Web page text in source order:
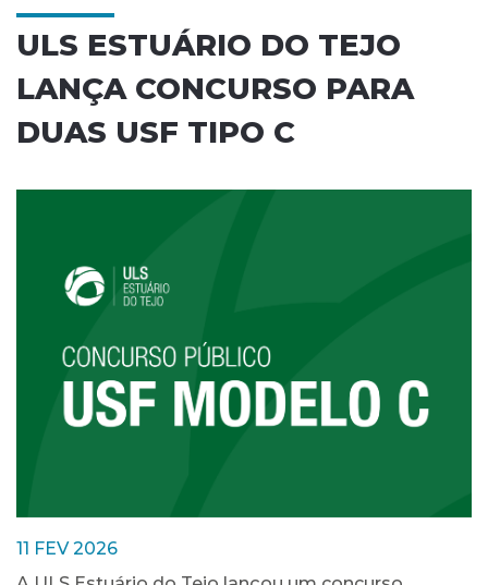
ULS ESTUÁRIO DO TEJO
LANÇA CONCURSO PARA
DUAS USF TIPO C
11 FEV 2026